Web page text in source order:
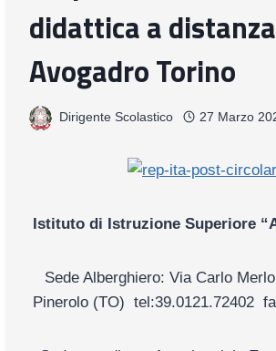
didattica a distanza
Avogadro Torino
Dirigente Scolastico 27 Marzo
Istituto di Istruzione Superiore
Sede Alberghiero: Via Carlo
Pinerolo (TO) tel:39.0121.72402